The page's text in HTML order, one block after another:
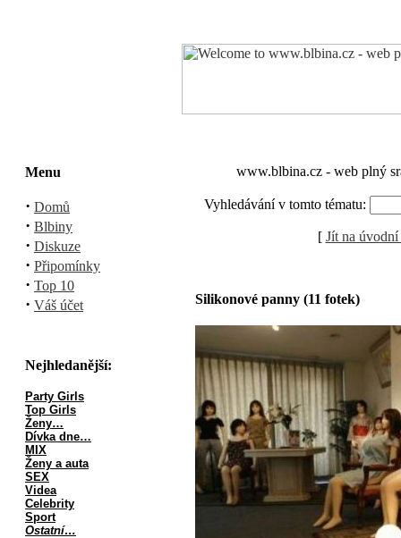
Menu
· Domů
· Blbiny
· Diskuze
· Připomínky
· Top 10
· Váš účet
Nejhledanější:
Party Girls
Top Girls
Ženy…
Dívka dne…
MIX
Ženy a auta
SEX
Videa
Celebrity
Sport
Ostatní…
www.blbina.cz - web plný
Vyhledávání v tomto tématu:
[ Jít na úvodní
Silikonové panny (11 fotek)